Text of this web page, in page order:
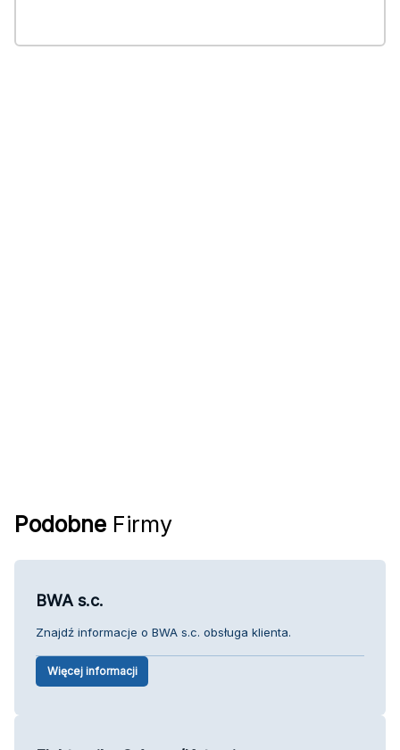
Podobne Firmy
BWA s.c.
Znajdź informacje o BWA s.c. obsługa klienta.
Więcej informacji